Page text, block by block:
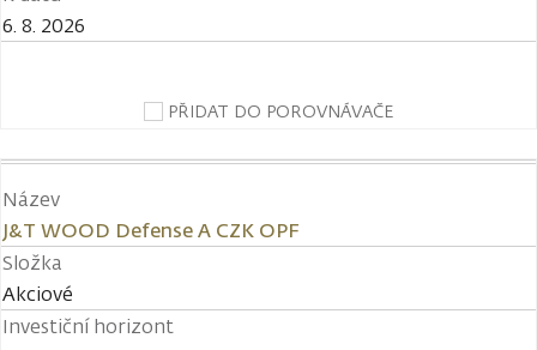
6. 8. 2026
PŘIDAT DO POROVNÁVAČE
Název
J&T WOOD Defense A CZK OPF
Složka
Akciové
Investiční horizont